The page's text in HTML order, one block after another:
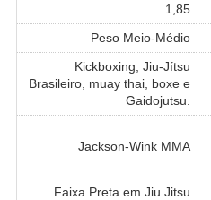
1,85
Peso Meio-Médio
Kickboxing, Jiu-Jítsu
Brasileiro, muay thai, boxe e
Gaidojutsu.
Jackson-Wink MMA
Faixa Preta em Jiu Jitsu